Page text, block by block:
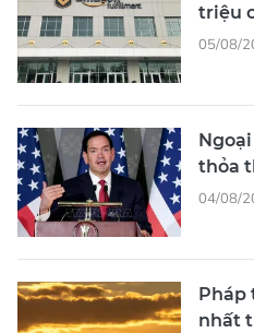
triệu
05/08/
thỏa
04/08/
Pháp
nhất